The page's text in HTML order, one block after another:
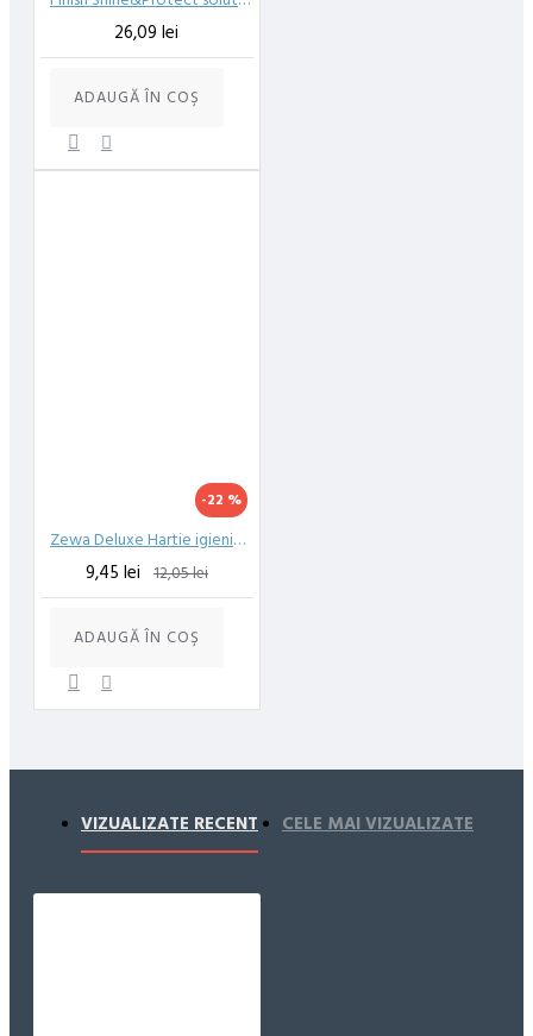
26,09 lei
ADAUGĂ ÎN COŞ
-22 %
Zewa Deluxe Hartie igienica Delicate Care 3 straturi 4 role/set
9,45 lei 12,05 lei
ADAUGĂ ÎN COŞ
VIZUALIZATE RECENT CELE MAI VIZUALIZATE